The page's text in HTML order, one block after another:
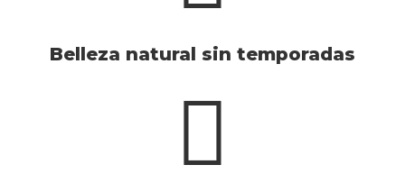
Belleza natural sin temporadas